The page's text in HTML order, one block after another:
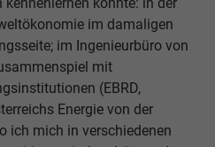
im damaligen
im Ingenieurbüro von
mit
(EBRD,
Energie von der
ich mich in verschiedenen